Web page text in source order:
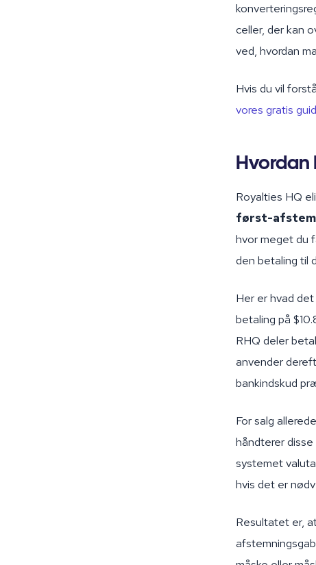
celler, der kan
ved, hvordan
Hvis du vil
vores gratis
Hvordan
Royalties HQ
først-
hvor meget du
den betaling til
Her er hvad
betaling på
RHQ deler
anvender
bankindskud
For salg
håndterer
systemet
hvis det er
Resultatet er,